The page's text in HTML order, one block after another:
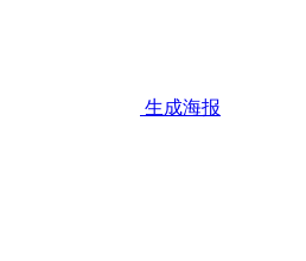
生成海报